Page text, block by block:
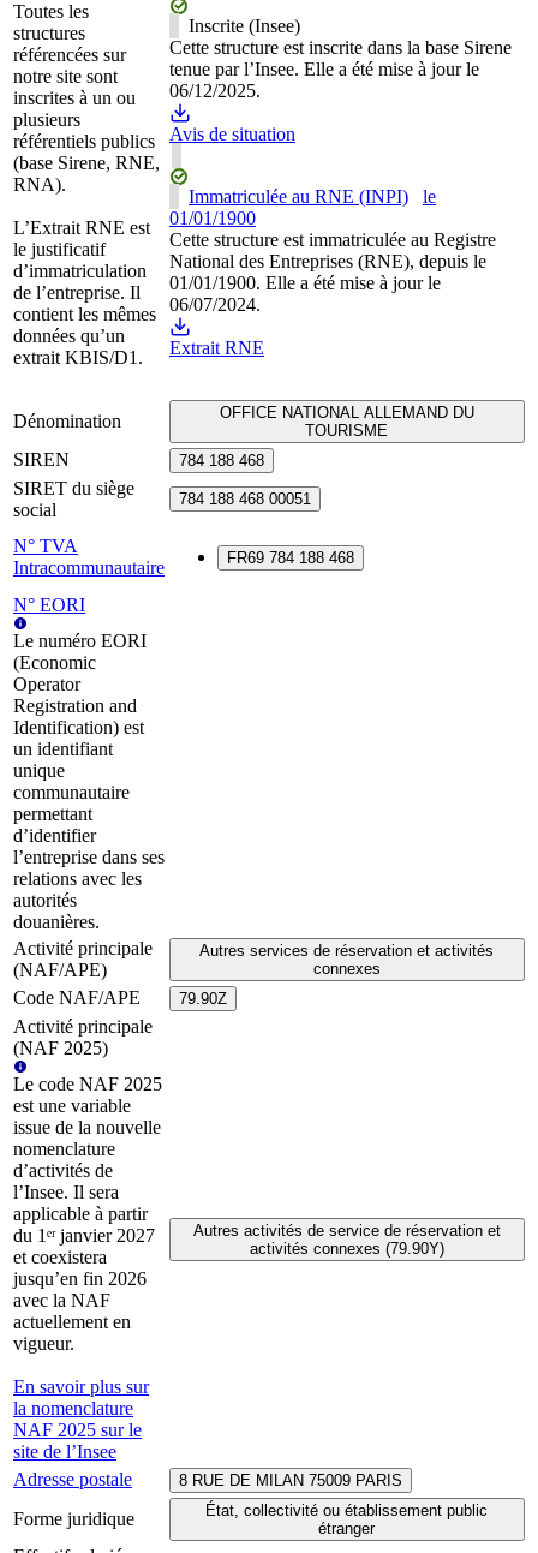
Toutes les
structures
référencées sur
notre site sont
inscrites à un ou
plusieurs
référentiels publics
(base Sirene, RNE,
RNA).
L’Extrait RNE est
le justificatif
d’immatriculation
de l’entreprise. Il
contient les mêmes
données qu’un
extrait KBIS/D1.
Inscrite (Insee)
Cette structure est inscrite dans la base Sirene
tenue par l’Insee. Elle a été mise à jour le
06/12/2025.
Avis de situation
Immatriculée au RNE (INPI)
le
01/01/1900
Cette structure est immatriculée au Registre
National des Entreprises (RNE), depuis le
01/01/1900. Elle a été mise à jour le
06/07/2024.
Extrait RNE
Dénomination
OFFICE NATIONAL ALLEMAND DU
TOURISME
SIREN 784 188 468
SIRET du siège
social
784 188 468 00051
N° TVA
Intracommunautaire
FR69 784 188 468
N° EORI
Le numéro EORI
(Economic
Operator
Registration and
Identification) est
un identifiant
unique
communautaire
permettant
d’identifier
l’entreprise dans ses
relations avec les
autorités
douanières.
Activité principale
(NAF/APE)
Autres services de réservation et activités
connexes
Code NAF/APE 79.90Z
Activité principale
(NAF 2025)
Le code NAF 2025
est une variable
issue de la nouvelle
nomenclature
d’activités de
l’Insee. Il sera
applicable à partir
du 1ᵉʳ janvier 2027
et coexistera
jusqu’en fin 2026
avec la NAF
actuellement en
vigueur.
En savoir plus sur
la nomenclature
NAF 2025 sur le
site de l’Insee
Autres activités de service de réservation et
activités connexes (79.90Y)
Adresse postale 8 RUE DE MILAN 75009 PARIS
Forme juridique
État, collectivité ou établissement public
étranger